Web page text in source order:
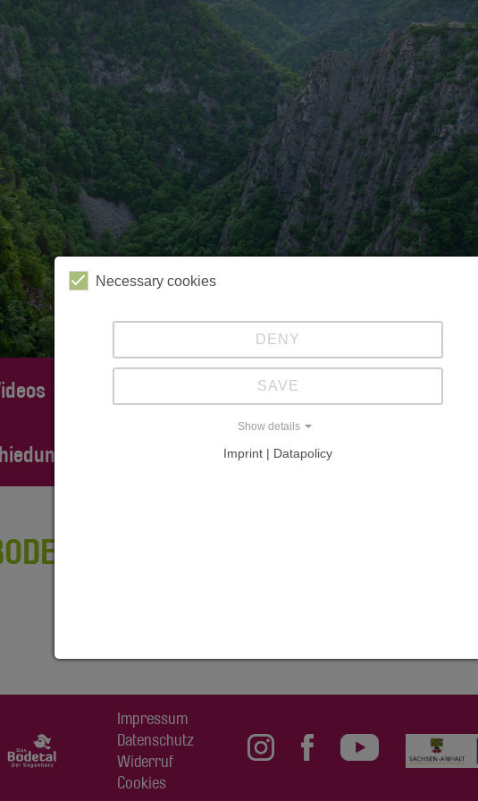
Kabinenbahn Sessellift
Familie Tietz
Impressum
Datenschutz
Widerruf
Cookies
Necessary cookies
DENY
SAVE
Show details
Imprint | Datapolicy